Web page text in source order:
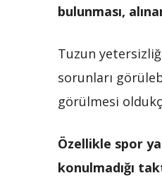
bulunması,
Tuzun
sorunları
görülmesi
Özellikle spor
konulmadığı